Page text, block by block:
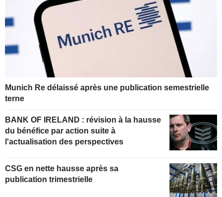
Munich Re délaissé après une publication semestrielle
terne
BANK OF IRELAND : révision à la hausse
du bénéfice par action suite à
l'actualisation des perspectives
CSG en nette hausse après sa
publication trimestrielle